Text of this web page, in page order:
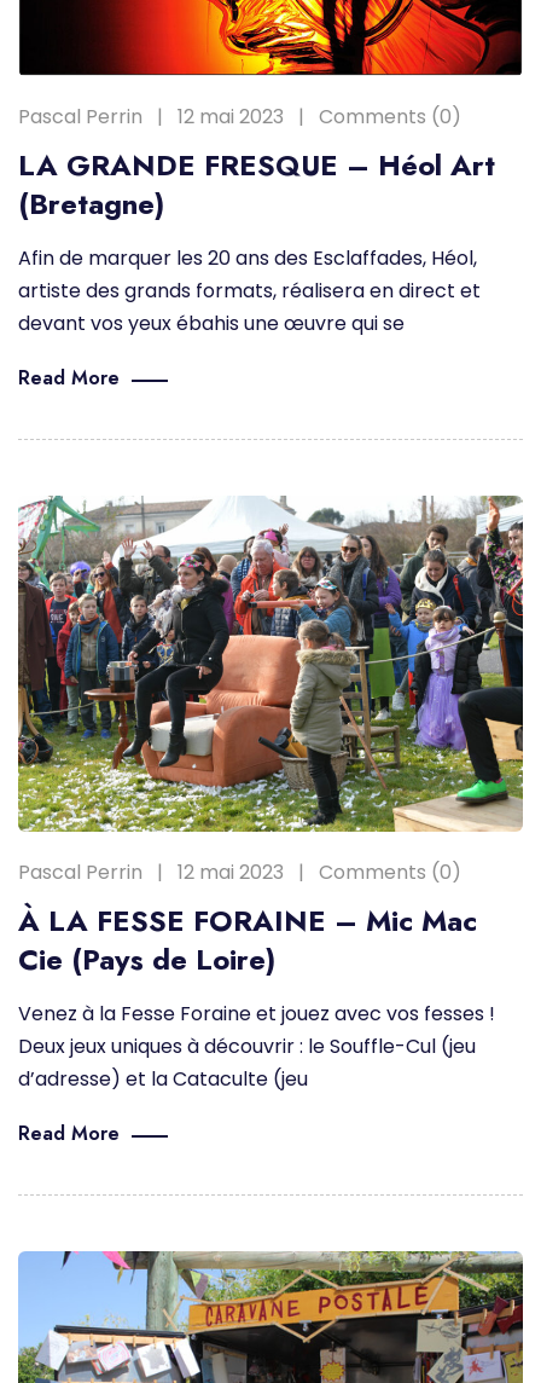
Pascal Perrin 12 mai 2023 Comments (0)
LA GRANDE FRESQUE – Héol Art
(Bretagne)
Afin de marquer les 20 ans des Esclaffades, Héol,
artiste des grands formats, réalisera en direct et
devant vos yeux ébahis une œuvre qui se
Read More
Pascal Perrin 12 mai 2023 Comments (0)
À LA FESSE FORAINE – Mic Mac
Cie (Pays de Loire)
Venez à la Fesse Foraine et jouez avec vos fesses !
Deux jeux uniques à découvrir : le Souffle-Cul (jeu
d’adresse) et la Cataculte (jeu
Read More